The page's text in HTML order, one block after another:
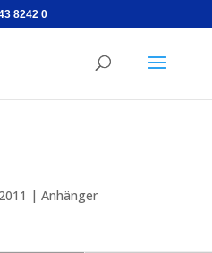
8242 0
| Anhänger